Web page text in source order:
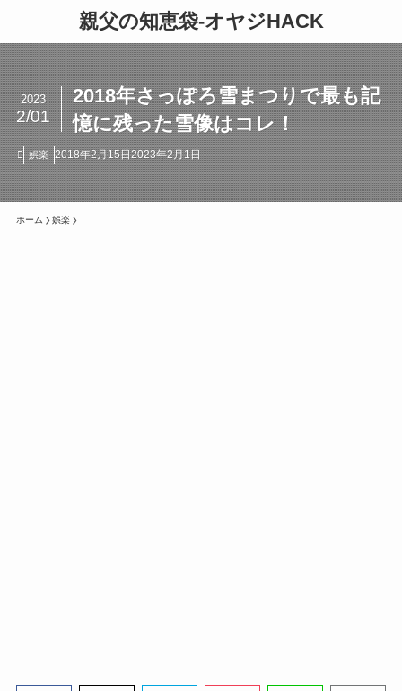
親父の知恵袋-オヤジHACK
2018年さっぽろ雪まつりで最も記
憶に残った雪像はコレ！
2023
2/01
娯楽 2018年2月15日2023年2月1日
ホーム 娯楽